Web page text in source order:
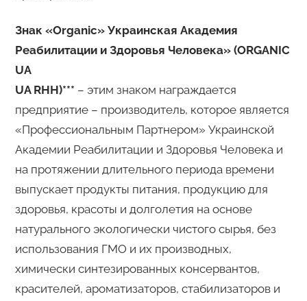
Знак «Organic» Украинская Академия
Реабилитации и Здоровья Человека» (ORGANIC
UA
UA RHH)*** – этим знаком награждается
предприятие – производитель, которое является
«Профессиональным Партнером» Украинской
Академии Реабилитации и Здоровья Человека и
на протяжении длительного периода времени
выпускает продукты питания, продукцию для
здоровья, красоты и долголетия на основе
натурального экологически чистого сырья, без
использования ГМО и их производных,
химически синтезированных консервантов,
красителей, ароматизаторов, стабилизаторов и